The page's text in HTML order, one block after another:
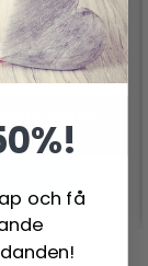
5 PAR
14.95 SEK
08/2026
produkt
och få